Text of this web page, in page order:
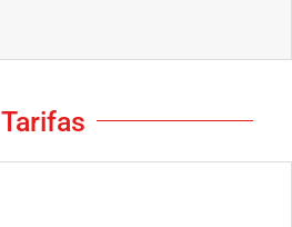
Tarifas